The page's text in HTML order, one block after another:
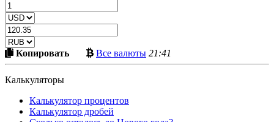
КопироватьСкопировать
в
Все валютыБольше
криптовалют
21:41
Калькуляторы
Калькулятор процентов
Калькулятор дробей